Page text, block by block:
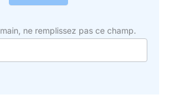
ne remplissez pas ce champ.